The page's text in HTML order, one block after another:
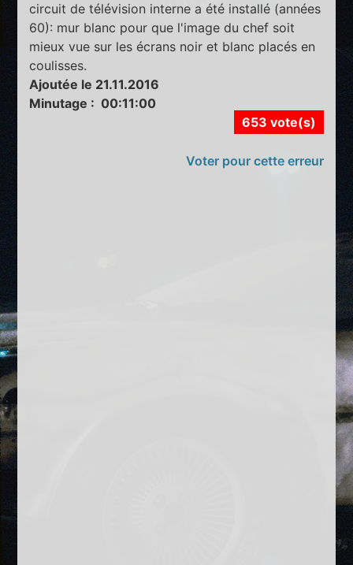
circuit de télévision interne a été installé (années
60): mur blanc pour que l'image du chef soit
mieux vue sur les écrans noir et blanc placés en
coulisses.
Ajoutée le 21.11.2016
Minutage : 00:11:00
653 vote(s)
Voter pour cette erreur